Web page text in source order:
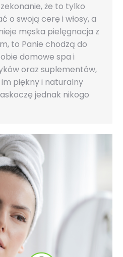
że to tylko
o swoją cerę i włosy, a
męska pielęgnacja z
to Panie chodzą do
domowe spa i
oraz suplementów,
piękny i naturalny
jednak nikogo